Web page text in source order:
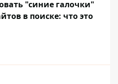
"синие галочки"
в поиске: что это